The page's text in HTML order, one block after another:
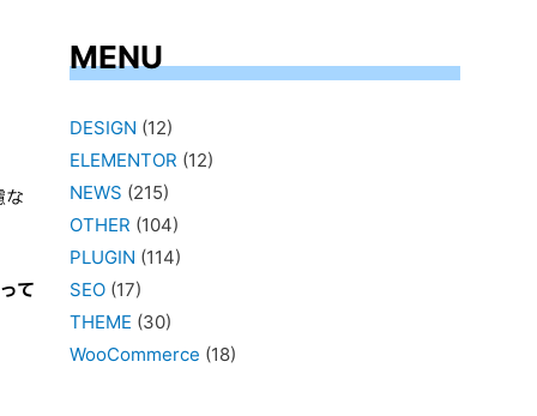
て
MENU
DESIGN (12)
ELEMENTOR (12)
NEWS (215)
OTHER (104)
PLUGIN (114)
SEO(17)
THEME (30)
WooCommerce (18)